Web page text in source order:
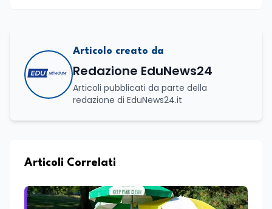
Articolo creato da
Redazione EduNews24
Articoli pubblicati da parte della
redazione di EduNews24.it
Articoli Correlati